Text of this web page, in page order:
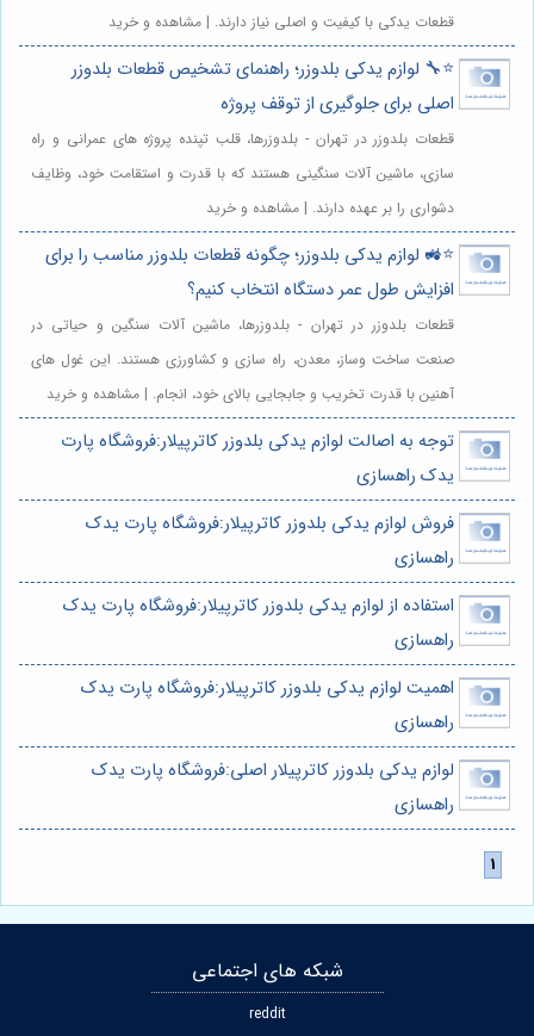
قطعات یدکی با کیفیت و اصلی نیاز دارند. | مشاهده و خرید
⭐️🔧 لوازم یدکی بلدوزر؛ راهنمای تشخیص قطعات بلدوزر
اصلی برای جلوگیری از توقف پروژه
قطعات بلدوزر در تهران - بلدوزرها، قلب تپنده پروژه های عمرانی و راه
سازی، ماشین آلات سنگینی هستند که با قدرت و استقامت خود، وظایف
دشواری را بر عهده دارند. | مشاهده و خرید
⭐️🚜 لوازم یدکی بلدوزر؛ چگونه قطعات بلدوزر مناسب را برای
افزایش طول عمر دستگاه انتخاب کنیم؟
قطعات بلدوزر در تهران - بلدوزرها، ماشین آلات سنگین و حیاتی در
صنعت ساخت وساز، معدن، راه سازی و کشاورزی هستند. این غول های
آهنین با قدرت تخریب و جابجایی بالای خود، انجام. | مشاهده و خرید
توجه به اصالت لوازم یدکی بلدوزر کاترپیلار:فروشگاه پارت
یدک راهسازی
فروش لوازم یدکی بلدوزر کاترپیلار:فروشگاه پارت یدک
راهسازی
استفاده از لوازم یدکی بلدوزر کاترپیلار:فروشگاه پارت یدک
راهسازی
اهمیت لوازم یدکی بلدوزر کاترپیلار:فروشگاه پارت یدک
راهسازی
لوازم یدکی بلدوزر کاترپیلار اصلی:فروشگاه پارت یدک
راهسازی
شبکه های اجتماعی
reddit